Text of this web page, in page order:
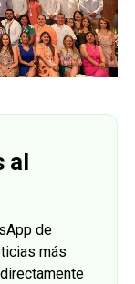
al
de
más